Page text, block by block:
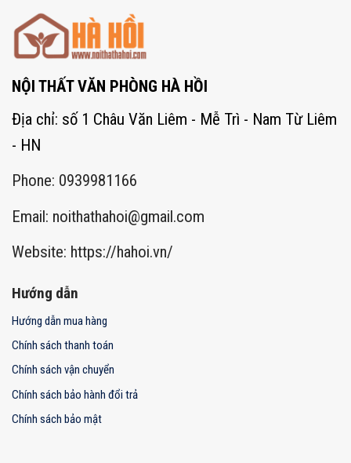
NỘI THẤT VĂN PHÒNG HÀ HỒI
Địa chỉ: số 1 Châu Văn Liêm - Mễ Trì - Nam Từ Liêm
- HN
Phone: 0939981166
Email: noithathahoi@gmail.com
Website: https://hahoi.vn/
Hướng dẫn
Hướng dẫn mua hàng
Chính sách thanh toán
Chính sách vận chuyển
Chính sách bảo hành đổi trả
Chính sách bảo mật